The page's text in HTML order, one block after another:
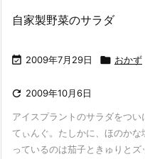
自家製野菜のサラダ
 2009年7月29日  おかず
 2009年10月6日
アイスプラントのサラダをつ
てぃんぐ。たしかに、ほのか
っているのは茄子ときゅりと